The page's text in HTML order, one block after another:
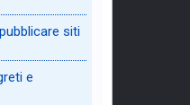
siti
e